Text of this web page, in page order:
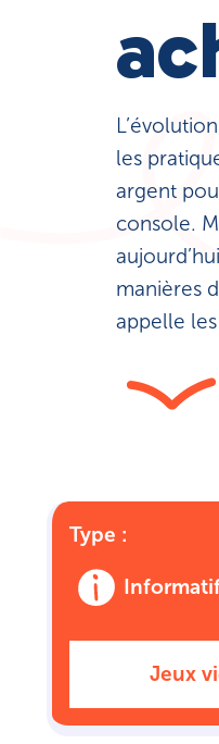
les
argent
console.
manières
appelle les
Type :
Jeux